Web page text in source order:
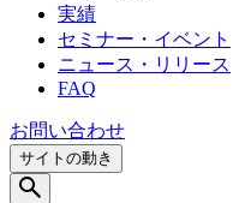
実績
セミナー・イベント
ニュース・リリース
FAQ
お問い合わせ
サイトの動き